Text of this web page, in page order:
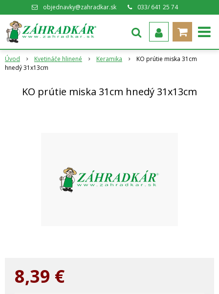
objednavky@zahradkar.sk 033/ 641 25 74
Úvod Kvetináče hlinené Keramika
KO prútie miska 31cm
hnedý 31x13cm
KO prútie miska 31cm hnedý 31x13cm
8,39 €